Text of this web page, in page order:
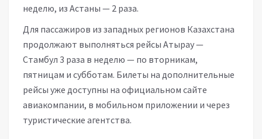
неделю, из Астаны — 2 раза.
Для пассажиров из западных регионов Казахстана
продолжают выполняться рейсы Атырау —
Стамбул 3 раза в неделю — по вторникам,
пятницам и субботам. Билеты на дополнительные
рейсы уже доступны на официальном сайте
авиакомпании, в мобильном приложении и через
туристические агентства.